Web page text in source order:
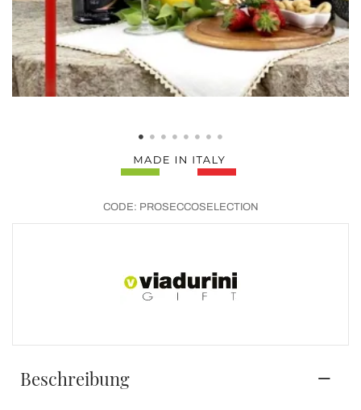
CODE: PROSECCOSELECTION
Beschreibung